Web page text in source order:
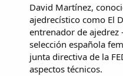
David Martínez,
ajedrecístico como El
entrenador de
selección española
junta directiva de la
aspectos técnicos.